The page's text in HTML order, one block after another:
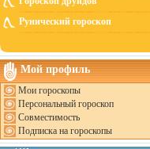
Рунический гороскоп
Мой профиль
Мои гороскопы
Персональный гороскоп
Совместимость
Подписка на гороскопы